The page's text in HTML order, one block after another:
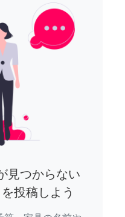
見つからない
投稿しよう